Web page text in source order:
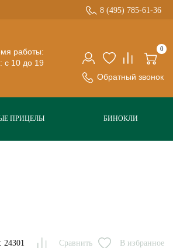
работы:
с 10 до 19
0
Обратный звонок
8 (495) 785-61-36
ПРИЦЕЛЫ БИНОКЛИ
24301 Сравнить В избранное